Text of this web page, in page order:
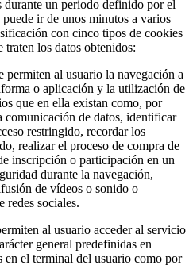
durante un periodo definido por el
ir de unos minutos a varios
con cinco tipos de cookies
traten los datos obtenidos:
permiten al usuario la navegación a
o aplicación y la utilización de
que en ella existan como, por
de datos, identificar
restringido, recordar los
realizar el proceso de compra de
inscripción o participación en un
durante la navegación,
de vídeos o sonido o
redes sociales.
al usuario acceder al servicio
general predefinidas en
en el terminal del usuario como por